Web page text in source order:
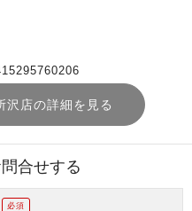
沢店の詳細を見る
合せする
必須